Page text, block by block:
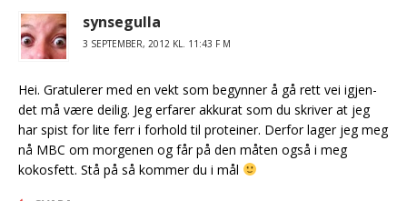
synsegulla
3 SEPTEMBER, 2012 KL. 11:43 F M
Hei. Gratulerer med en vekt som begynner å gå rett vei igjen-
det må være deilig. Jeg erfarer akkurat som du skriver at jeg
har spist for lite ferr i forhold til proteiner. Derfor lager jeg meg
nå MBC om morgenen og får på den måten også i meg
kokosfett. Stå på så kommer du i mål